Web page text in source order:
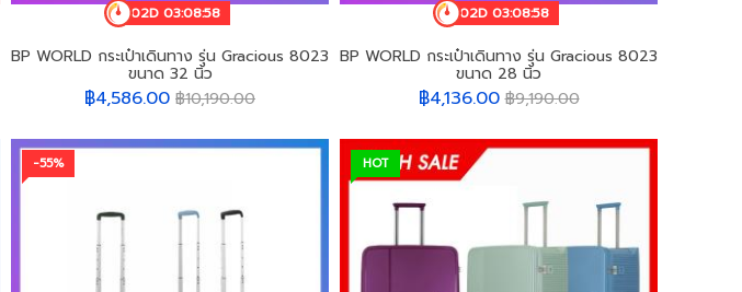
02D 03:08:55
BP WORLD กระเป๋าเดินทาง รุ่น Gracious 8023
ขนาด 32 นิ้ว
฿4,586.00 ฿10,190.00
02D 03:08:55
BP WORLD กระเป๋าเดินทาง รุ่น Gracious 8023
ขนาด 28 นิ้ว
฿4,136.00 ฿9,190.00
-55% HOT